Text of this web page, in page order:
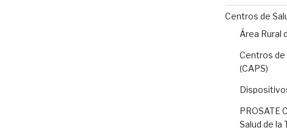
Centros de
Área Rural
Centros de
(CAPS)
PROSATE
Salud de la